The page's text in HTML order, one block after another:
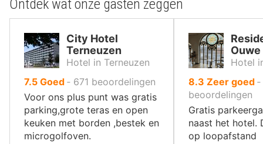
Ontdek wat onze gasten zeggen
City Hotel
Terneuzen
Hotel in Terneuzen
7.5uit
10
,
Goed ‐ 671 beoordelingen
Voor ons plus punt was gratis
parking,grote teras en open
keuken met borden ,bestek en
microgolfoven.
Hotel
8.3 uit
10
,
Zeer goed ‐
beoordelingen
Gratis
naast het hotel.
op loopafstand